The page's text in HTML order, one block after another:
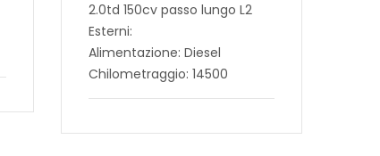
2.0td 150cv passo lungo L2
Esterni:
Alimentazione: Diesel
Chilometraggio: 14500